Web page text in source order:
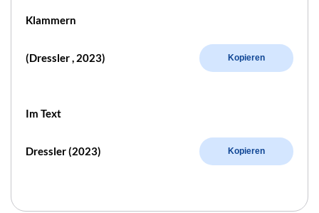
Klammern
(Dressler , 2023) Kopieren
Im Text
Dressler (2023) Kopieren